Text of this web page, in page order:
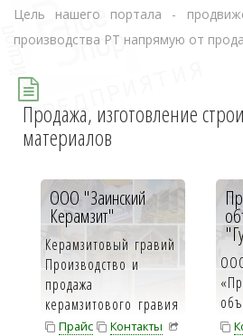
Цель нашего портала -
производства РТ напрямую от
Продажа, изготовление
материалов
ООО "Заинский
Керамзит"
Керамзитовый гравий
Производство и
продажа
керамзитового гравия
Заинский керамзитный
Прайс
Контакты